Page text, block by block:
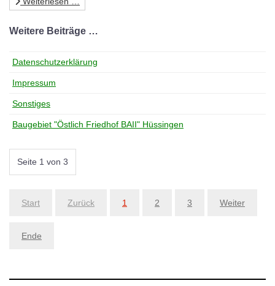
Weitere Beiträge …
Datenschutzerklärung
Impressum
Sonstiges
Baugebiet "Östlich Friedhof BAII" Hüssingen
Seite 1 von 3
Start Zurück 1 2 3 Weiter
Ende